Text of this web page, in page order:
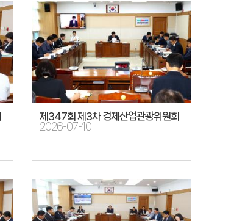
제347회 제3차 경제산업관광위원회
2026-07-10